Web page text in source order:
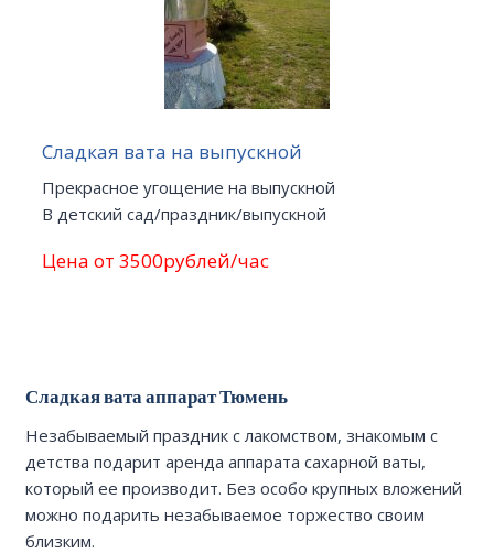
Сладкая вата на выпускной
Прекрасное угощение на выпускной
В детский сад/праздник/выпускной
Цена от 3500рублей/час
Сладкая вата аппарат Тюмень
Незабываемый праздник с лакомством, знакомым с
детства подарит аренда аппарата сахарной ваты,
который ее производит. Без особо крупных вложений
можно подарить незабываемое торжество своим
близким.